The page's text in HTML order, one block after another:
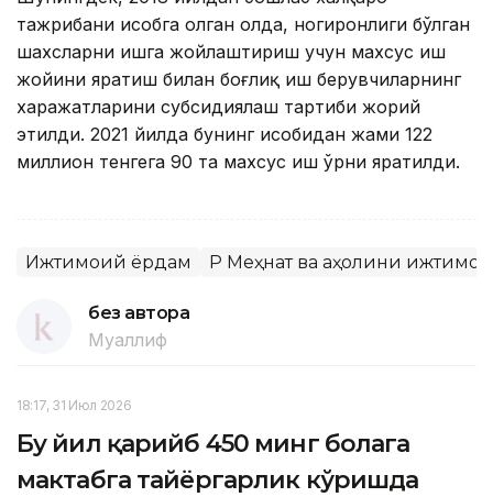
тажрибани ҳисобга олган ҳолда, ногиронлиги бўлган
шахсларни ишга жойлаштириш учун махсус иш
жойини яратиш билан боғлиқ иш берувчиларнинг
харажатларини субсидиялаш тартиби жорий
этилди. 2021 йилда бунинг ҳисобидан жами 122
миллион тенгега 90 та махсус иш ўрни яратилди.
Ижтимоий ёрдам ҚР Меҳнат ва аҳолини
без автора
Муаллиф
18:17, 31 Июл 2026
Бу йил қарийб 450 минг болага
мактабга тайёргарлик кўришда